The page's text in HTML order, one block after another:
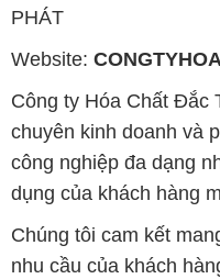
PHÁT
Website:
Công ty Hóa Chất Đắc
chuyên kinh doanh và
công nghiệp đa dạng
dụng của khách hàng
Chúng tôi cam kết
nhu cầu của khách